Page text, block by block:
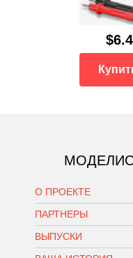
О ПРОЕКТЕ
ПАРТНЕРЫ
ВЫПУСКИ